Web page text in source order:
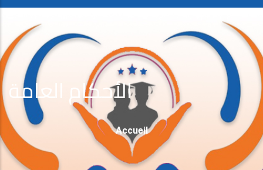
الأحكام العامة
Fil
D'Ariane
Accueil